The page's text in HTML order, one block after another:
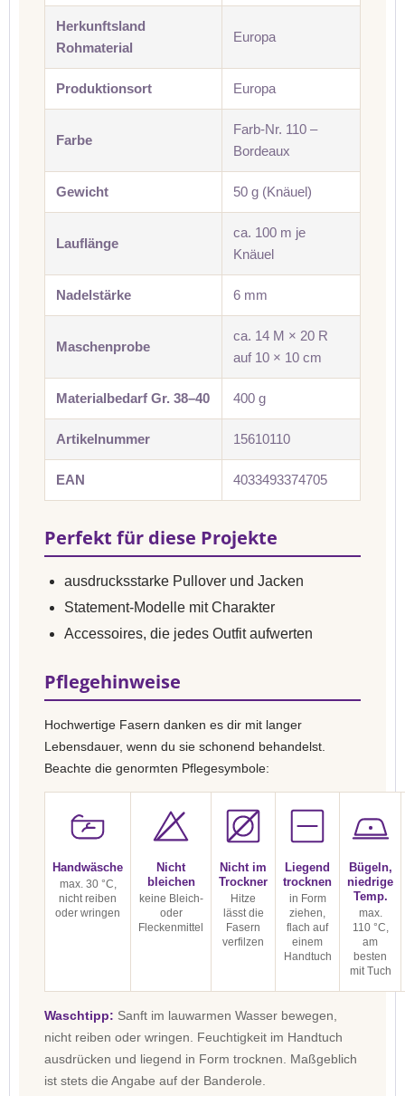
Herkunftsland
Rohmaterial
Europa
Produktionsort Europa
Farbe
Farb-Nr. 110 –
Bordeaux
Gewicht 50 g (Knäuel)
Lauflänge
ca. 100 m je
Knäuel
Nadelstärke 6 mm
Maschenprobe
ca. 14 M × 20 R
auf 10 × 10 cm
Materialbedarf Gr. 38–40 400 g
Artikelnummer 15610110
EAN 4033493374705
Perfekt für diese Projekte
ausdrucksstarke Pullover und Jacken
Statement-Modelle mit Charakter
Accessoires, die jedes Outfit aufwerten
Pflegehinweise
Hochwertige Fasern danken es dir mit langer
Lebensdauer, wenn du sie schonend behandelst.
Beachte die genormten Pflegesymbole:
Handwäsche
max. 30 °C,
nicht reiben
oder wringen
Nicht
bleichen
keine Bleich-
oder
Fleckenmittel
Nicht im
Trockner
Hitze
lässt die
Fasern
verfilzen
Liegend
trocknen
in Form
ziehen,
flach auf
einem
Handtuch
Bügeln,
niedrige
Temp.
max.
110 °C,
am
besten
mit Tuch
Waschtipp: Sanft im lauwarmen Wasser bewegen,
nicht reiben oder wringen. Feuchtigkeit im Handtuch
ausdrücken und liegend in Form trocknen. Maßgeblich
ist stets die Angabe auf der Banderole.